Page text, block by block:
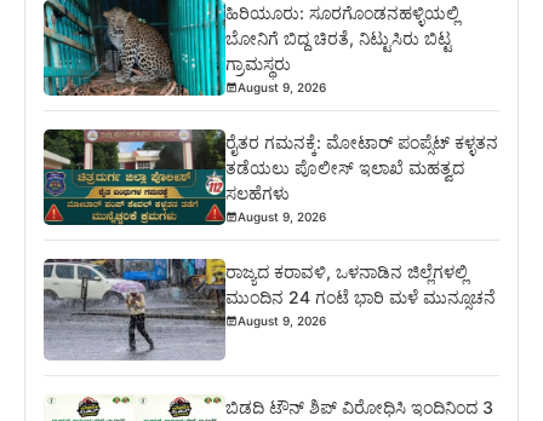
ಹಿರಿಯೂರು: ಸೂರಗೊಂಡನಹಳ್ಳಿಯಲ್ಲಿ
ಬೋನಿಗೆ ಬಿದ್ದ ಚಿರತೆ, ನಿಟ್ಟುಸಿರು ಬಿಟ್ಟ
ಗ್ರಾಮಸ್ಥರು
August 9, 2026
ರೈತರ ಗಮನಕ್ಕೆ: ಮೋಟಾರ್ ಪಂಪ್ಸೆಟ್ ಕಳ್ಳತನ
ತಡೆಯಲು ಪೊಲೀಸ್ ಇಲಾಖೆ ಮಹತ್ವದ
ಸಲಹೆಗಳು
August 9, 2026
ರಾಜ್ಯದ ಕರಾವಳಿ, ಒಳನಾಡಿನ ಜಿಲ್ಲೆಗಳಲ್ಲಿ
ಮುಂದಿನ 24 ಗಂಟೆ ಭಾರಿ ಮಳೆ ಮುನ್ಸೂಚನೆ
August 9, 2026
ಬಿಡದಿ ಟೌನ್ ಶಿಪ್ ವಿರೋಧಿಸಿ ಇಂದಿನಿಂದ 3